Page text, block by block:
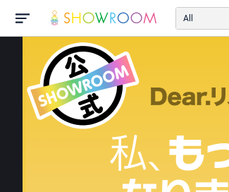
All